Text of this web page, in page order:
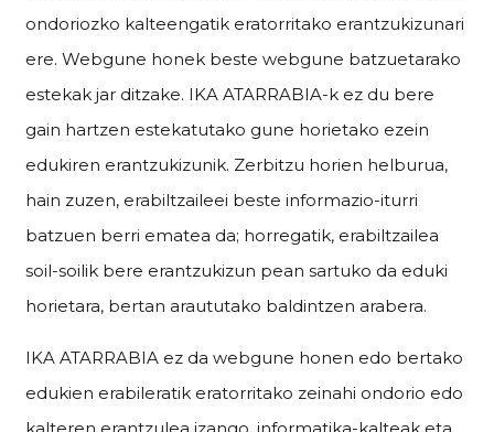
ondoriozko kalteengatik eratorritako erantzukizunari
ere. Webgune honek beste webgune batzuetarako
estekak jar ditzake. IKA ATARRABIA-k ez du bere
gain hartzen estekatutako gune horietako ezein
edukiren erantzukizunik. Zerbitzu horien helburua,
hain zuzen, erabiltzaileei beste informazio-iturri
batzuen berri ematea da; horregatik, erabiltzailea
soil-soilik bere erantzukizun pean sartuko da eduki
horietara, bertan araututako baldintzen arabera.
IKA ATARRABIA ez da webgune honen edo bertako
edukien erabileratik eratorritako zeinahi ondorio edo
kalteren erantzulea izango, informatika-kalteak eta